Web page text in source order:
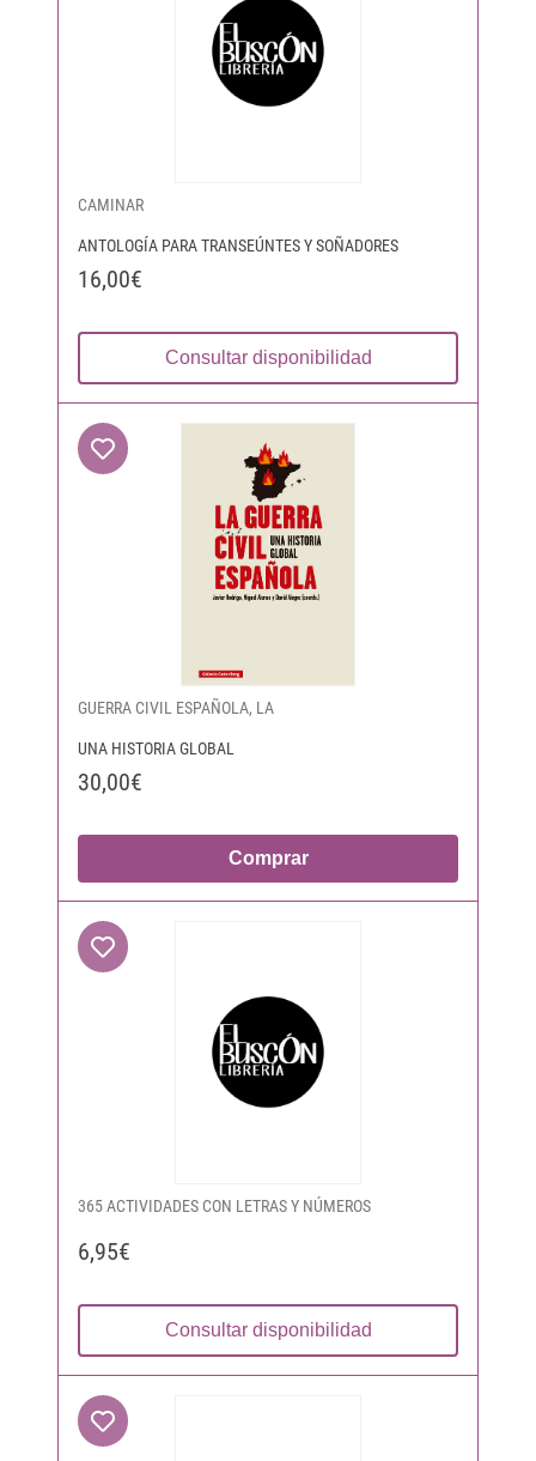
CAMINAR
ANTOLOGÍA PARA TRANSEÚNTES Y SOÑADORES
16,00€
Consultar disponibilidad
GUERRA CIVIL ESPAÑOLA, LA
UNA HISTORIA GLOBAL
30,00€
Comprar
365 ACTIVIDADES CON LETRAS Y NÚMEROS
6,95€
Consultar disponibilidad